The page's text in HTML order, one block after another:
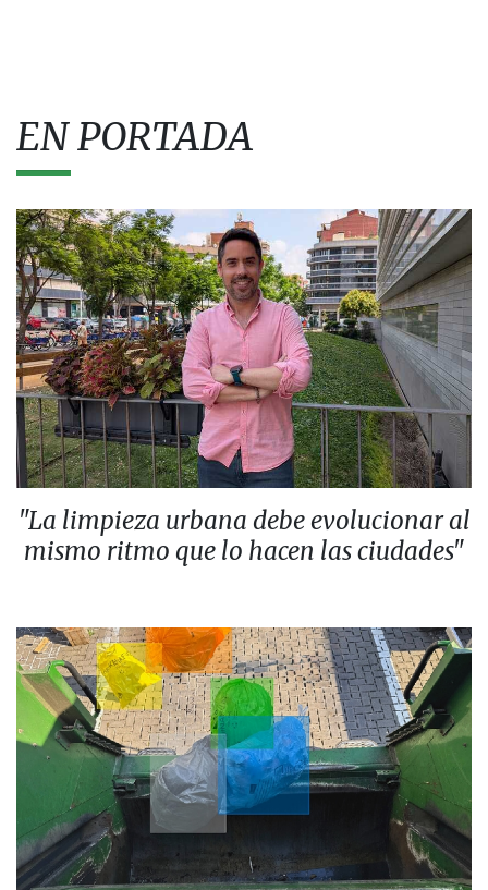
EN PORTADA
"La limpieza urbana debe evolucionar al
mismo ritmo que lo hacen las ciudades"